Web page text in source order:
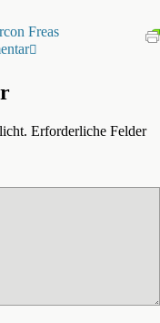
Freas
Erforderliche Felder